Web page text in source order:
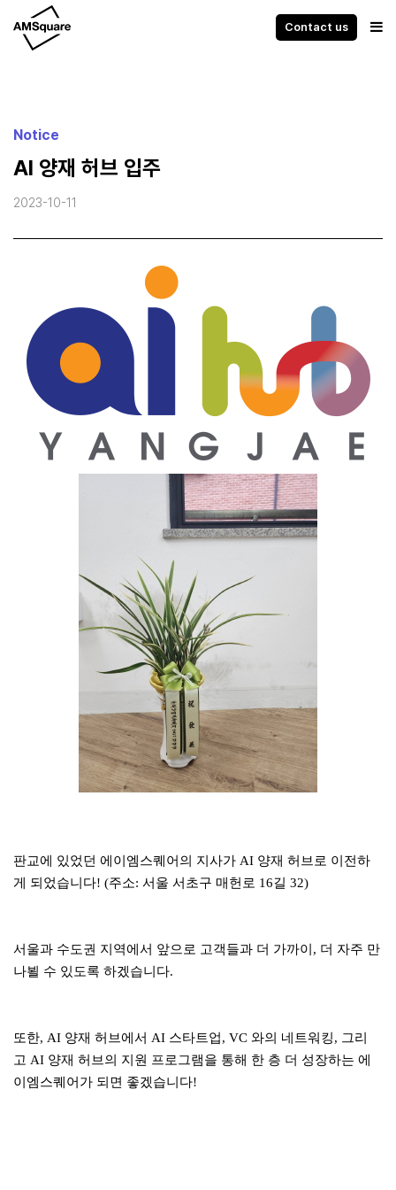
Contact us
Notice
AI 양재 허브 입주
2023-10-11
판교에 있었던 에이엠스퀘어의 지사가 AI 양재 허브로 이전하
게 되었습니다! (주소: 서울 서초구 매헌로 16길 32)
서울과 수도권 지역에서 앞으로 고객들과 더 가까이, 더 자주 만
나뵐 수 있도록 하겠습니다.
또한, AI 양재 허브에서 AI 스타트업, VC 와의 네트워킹, 그리
고 AI 양재 허브의 지원 프로그램을 통해 한 층 더 성장하는 에
이엠스퀘어가 되면 좋겠습니다!